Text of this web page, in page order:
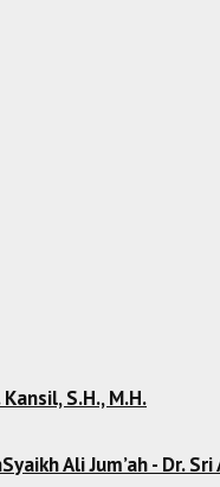
S.H., M.H.
Ali Jum’ah - Dr. Sri